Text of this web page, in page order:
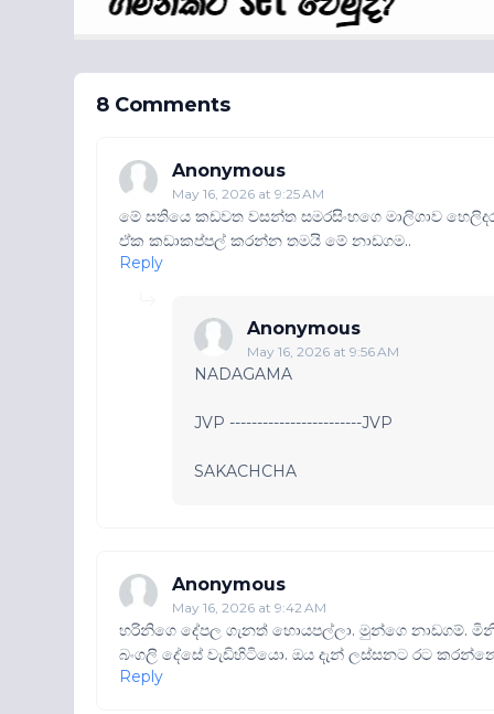
8 Comments
Anonymous
May 16, 2026 at 9:25 AM
මේ සතියෙ කඩවත වසන්ත සමරසිංහගෙ මාලිගාව
ඒක කඩාකප්පල් කරන්න තමයි මේ නාඩගම..
Reply
Anonymous
May 16, 2026 at 9:56 AM
NADAGAMA
JVP ------------------------JVP
SAKACHCHA
Anonymous
May 16, 2026 at 9:42 AM
හරිනිගෙ දේපල ගැනත් හොයපල්ලා. මුන්ගෙ නාඩගම්.
බංගලි දේසේ වැඩිහිටියො. ඔය දැන් ලස්සනට රට
Reply